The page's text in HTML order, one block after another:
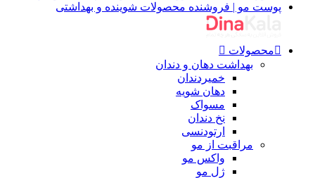
محصولات
بهداشت دهان و دندان
خمیردندان
دهان شویه
مسواک
نخ دندان
ارتودنسی
مراقبت از مو
واکس مو
ژل مو